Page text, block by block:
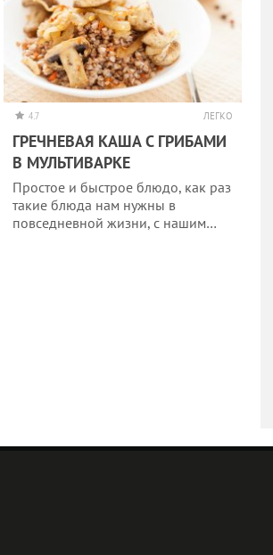
4.7 ЛЕГКО
ГРЕЧНЕВАЯ КАША С ГРИБАМИ
В МУЛЬТИВАРКЕ
Простое и быстрое блюдо, как раз
такие блюда нам нужны в
повседневной жизни, с нашим…